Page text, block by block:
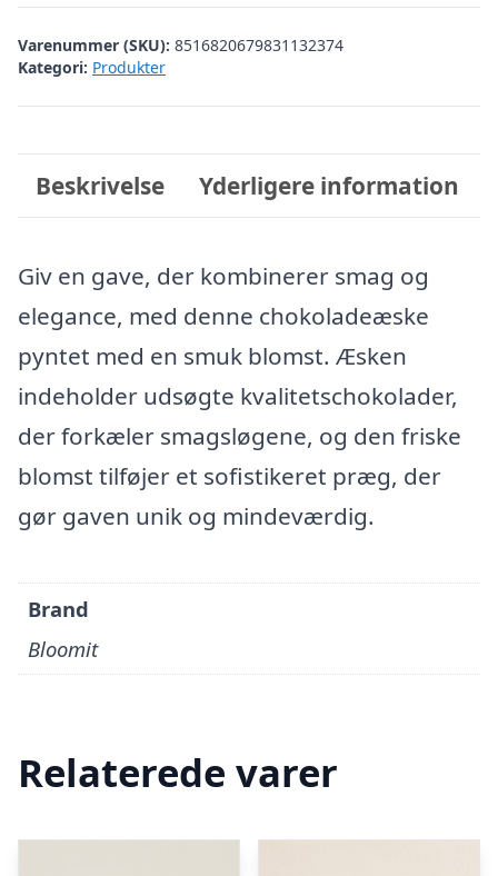
Varenummer (SKU): 8516820679831132374
Kategori: Produkter
Beskrivelse Yderligere information
Giv en gave, der kombinerer smag og
elegance, med denne chokoladeæske
pyntet med en smuk blomst. Æsken
indeholder udsøgte kvalitetschokolader,
der forkæler smagsløgene, og den friske
blomst tilføjer et sofistikeret præg, der
gør gaven unik og mindeværdig.
Brand
Bloomit
Relaterede varer